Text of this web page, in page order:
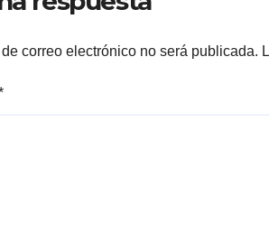
correo electrónico no será publicada.